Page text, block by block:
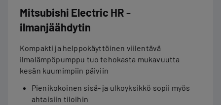
Mitsubishi Electric HR -
ilmanjäähdytin
Kompakti ja helppokäyttöinen viilentävä
ilmalämpöpumppu tuo tehokasta mukavuutta
kesän kuumimpiin päiviin
Pienikokoinen sisä- ja ulkoyksikkö sopii myös
ahtaisiin tiloihin